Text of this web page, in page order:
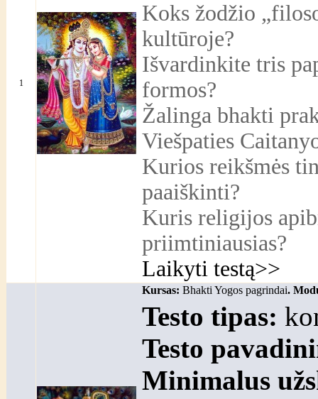
1
Koks žodžio
kultūroje?
Išvardinkite tris
formos?
Žalinga bhakti
Viešpaties
Kurios reikšmės
paaiškinti?
Kuris religijos
priimtiniausias?
Laikyti testą>>
Kursas: Bhakti Yogos pagrindai.
Testo tipas:
Testo
Minimalus